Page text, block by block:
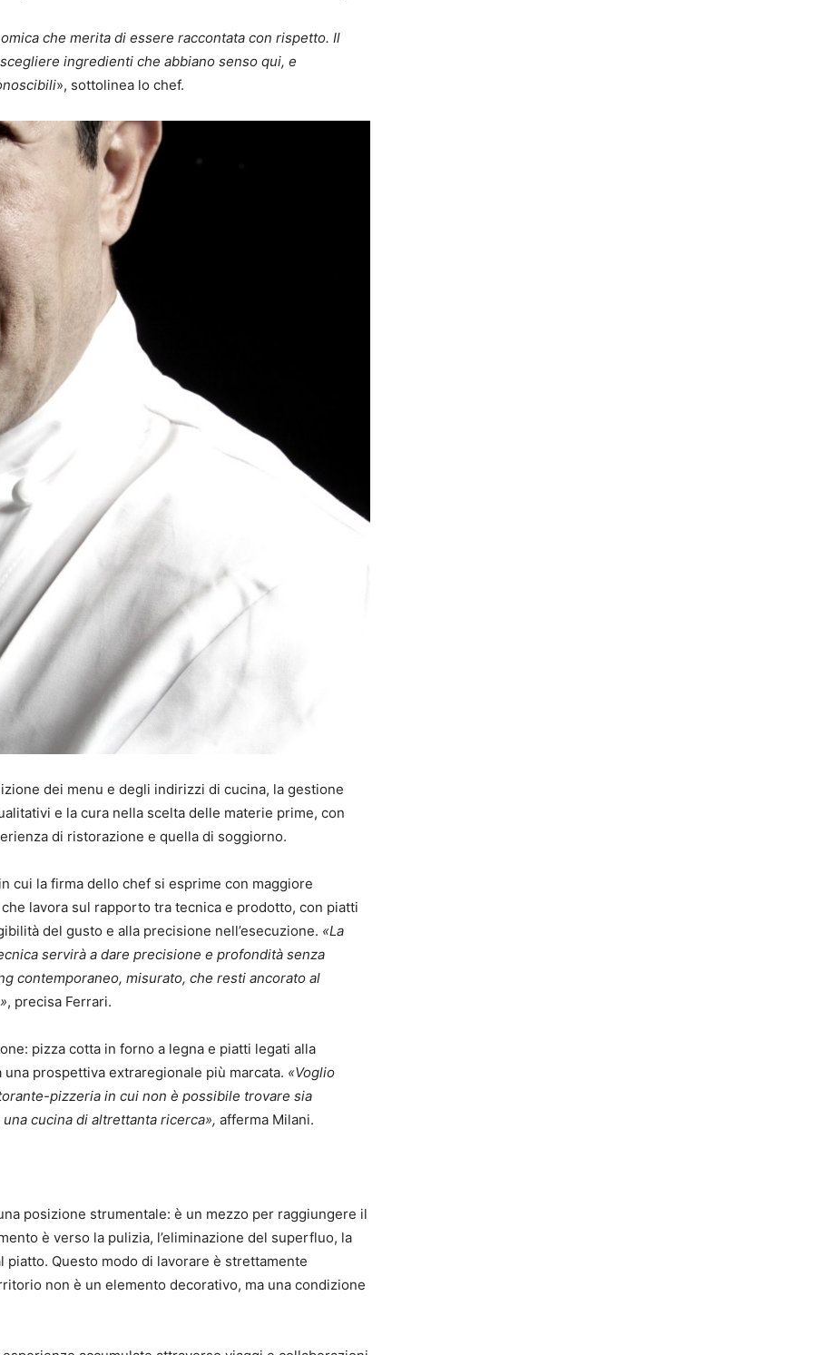
che merita di essere raccontata con rispetto. Il
ingredienti che abbiano senso qui, e
», sottolinea lo chef.
dei menu e degli indirizzi di cucina, la gestione
e la cura nella scelta delle materie prime, con
di ristorazione e quella di soggiorno.
cui la firma dello chef si esprime con maggiore
lavora sul rapporto tra tecnica e prodotto, con piatti
del gusto e alla precisione nell’esecuzione. «La
servirà a dare precisione e profondità senza
contemporaneo, misurato, che resti ancorato al
, precisa Ferrari.
pizza cotta in forno a legna e piatti legati alla
prospettiva extraregionale più marcata. «Voglio
pizzeria in cui non è possibile trovare sia
cucina di altrettanta ricerca», afferma Milani.
posizione strumentale: è un mezzo per raggiungere il
è verso la pulizia, l’eliminazione del superfluo, la
Questo modo di lavorare è strettamente
non è un elemento decorativo, ma una condizione